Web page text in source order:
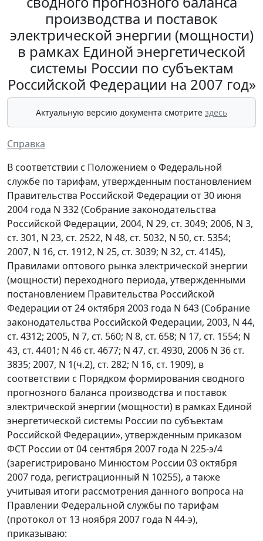
производства и поставок
электрической энергии (мощности)
в рамках Единой энергетической
системы России по субъектам
Российской Федерации на 2007 год»
Актуальную версию документа смотрите здесь
Справка
В соответствии с Положением о Федеральной
службе по тарифам, утвержденным постановлением
Правительства Российской Федерации от 30 июня
2004 года N 332 (Собрание законодательства
Российской Федерации, 2004, N 29, ст. 3049; 2006, N 3,
ст. 301, N 23, ст. 2522, N 48, ст. 5032, N 50, ст. 5354;
2007, N 16, ст. 1912, N 25, ст. 3039; N 32, ст. 4145),
Правилами оптового рынка электрической энергии
(мощности) переходного периода, утвержденными
постановлением Правительства Российской
Федерации от 24 октября 2003 года N 643 (Собрание
законодательства Российской Федерации, 2003, N 44,
ст. 4312; 2005, N 7, ст. 560; N 8, ст. 658; N 17, ст. 1554; N
43, ст. 4401; N 46 ст. 4677; N 47, ст. 4930, 2006 N 36 ст.
3835; 2007, N 1(ч.2), ст. 282; N 16, ст. 1909), в
соответствии с Порядком формирования сводного
прогнозного баланса производства и поставок
электрической энергии (мощности) в рамках Единой
энергетической системы России по субъектам
Российской Федерации», утвержденным приказом
ФСТ России от 04 сентября 2007 года N 225-э/4
(зарегистрировано Минюстом России 03 октября
2007 года, регистрационный N 10255), а также
учитывая итоги рассмотрения данного вопроса на
Правлении Федеральной службы по тарифам
(протокол от 13 ноября 2007 года N 44-э),
приказываю: